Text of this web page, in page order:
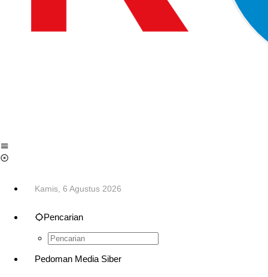
Kamis, 6 Agustus 2026
Pencarian
Pedoman Media Siber